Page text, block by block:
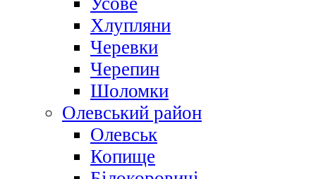
Хлупляни
Черевки
Черепин
Шоломки
Олевський район
Олевськ
Копище